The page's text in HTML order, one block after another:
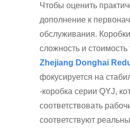
Чтобы оценить
дополнение к
обслуживания.
сложность и
Zhejiang Donghai
фокусируется на
-коробка серии QYJ,
соответствовать
соответствуют